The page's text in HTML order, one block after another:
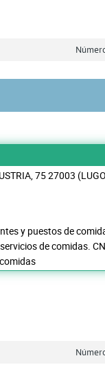
75 27003
y puestos de
de comidas.